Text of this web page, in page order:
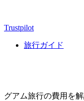
Trustpilot
旅行ガイド
グアム旅行の費用を解